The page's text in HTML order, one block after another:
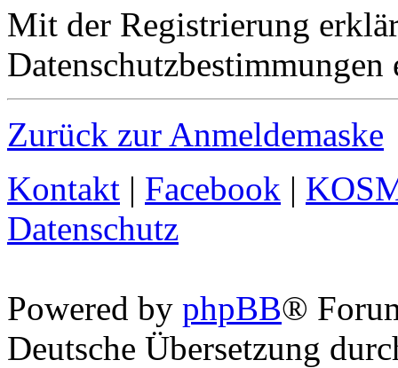
Mit der Registrierung
Datenschutzbestimmungen
Zurück zur Anmeldemaske
Kontakt | Facebook |
Datenschutz
Powered by phpBB®
Deutsche Übersetzung